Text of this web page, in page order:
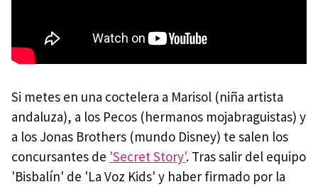
Si metes en una coctelera a Marisol (niña artista
andaluza), a los Pecos (hermanos mojabraguistas) y
a los Jonas Brothers (mundo Disney) te salen los
concursantes de 'Secret Story'. Tras salir del equipo
'Bisbalín' de 'La Voz Kids' y haber firmado por la